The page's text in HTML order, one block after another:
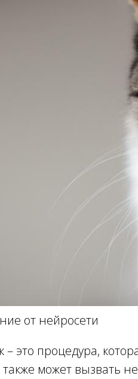
от нейросети
– это процедура,
может вызвать